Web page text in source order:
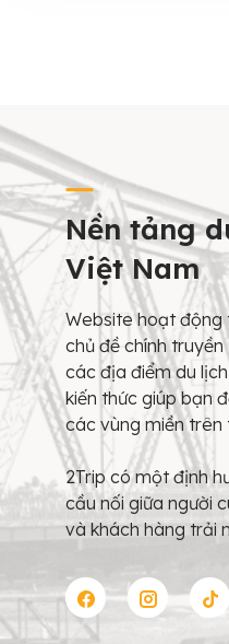
Nền tảng
Việt Nam
Website hoạt động
chủ đề chính
các địa điểm du
kiến thức giúp bạn
các vùng miền trên
2Trip có một định
cầu nối giữa người
và khách hàng trải